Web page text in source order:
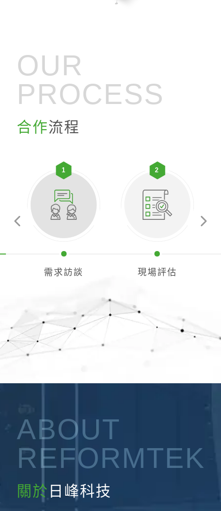
OUR
PROCESS
合作流程
1
需求訪談
2
現場評估
Previous Next
ABOUT
REFORMTEK
關於 日峰科技